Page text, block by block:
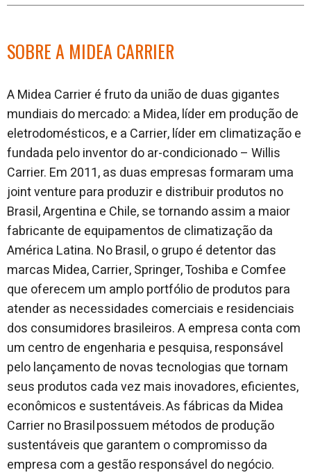
SOBRE A MIDEA CARRIER
A Midea Carrier é fruto da união de duas gigantes
mundiais do mercado: a Midea, líder em produção de
eletrodomésticos, e a Carrier, líder em climatização e
fundada pelo inventor do ar-condicionado – Willis
Carrier. Em 2011, as duas empresas formaram uma
joint venture para produzir e distribuir produtos no
Brasil, Argentina e Chile, se tornando assim a maior
fabricante de equipamentos de climatização da
América Latina. No Brasil, o grupo é detentor das
marcas Midea, Carrier, Springer, Toshiba e Comfee
que oferecem um amplo portfólio de produtos para
atender as necessidades comerciais e residenciais
dos consumidores brasileiros. A empresa conta com
um centro de engenharia e pesquisa, responsável
pelo lançamento de novas tecnologias que tornam
seus produtos cada vez mais inovadores, eficientes,
econômicos e sustentáveis. As fábricas da Midea
Carrier no Brasil possuem métodos de produção
sustentáveis que garantem o compromisso da
empresa com a gestão responsável do negócio.